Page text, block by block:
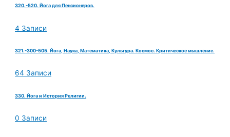
320.-520. Йога для Пенсионеров.
4 Записи
321.-300-505. Йога, Наука, Математика, Культура. Космос. Критическое мышление.
64 Записи
330. Йога и История Религии.
0 Записи